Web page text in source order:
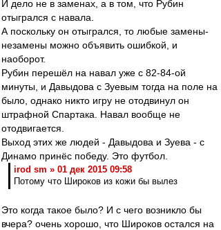
И дело не в заменах, а в том, что Рубин
отыгрался с навала.
А поскольку он отыгрался, то любые замены-
незамены можно объявить ошибкой, и
наоборот.
Рубин перешёл на навал уже с 82-84-ой
минуты, и Давыдова с Зуевым тогда на поле на
было, однако никто игру не отодвинул он
штрафной Спартака. Навал вообще не
отодвигается.
Выход этих же людей - Давыдова и Зуева - с
Динамо принёс победу. Это футбол.
irod sm » 01 дек 2015 09:58
Потому что Широков из кожи бы вылез
Это когда такое было? И с чего возникло бы
вчера? очень хорошо, что Широков остался на